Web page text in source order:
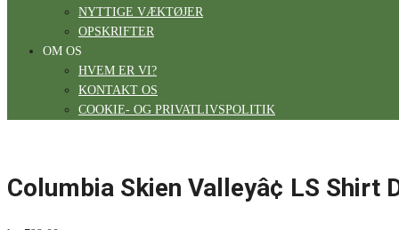
NYTTIGE VÆKTØJER
OPSKRIFTER
OM OS
HVEM ER VI?
KONTAKT OS
COOKIE- OG PRIVATLIVSPOLITIK
Columbia Skien Valleyâ¢ LS Shirt